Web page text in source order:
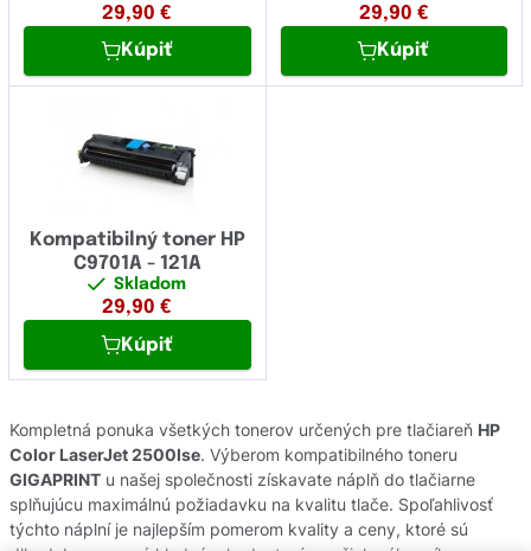
29,90 €
Kúpiť
29,90 €
Kúpiť
Kompatibilný toner HP
C9701A - 121A
Skladom
29,90 €
Kúpiť
Kompletná ponuka všetkých tonerov určených pre tlačiareň HP
Color LaserJet 2500lse. Výberom kompatibilného toneru
GIGAPRINT u našej společnosti získavate náplň do tlačiarne
splňujúcu maximálnú požiadavku na kvalitu tlače. Spoľahlivosť
týchto náplní je najlepším pomerom kvality a ceny, ktoré sú